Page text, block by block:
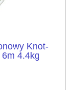
Knot-
4.4kg